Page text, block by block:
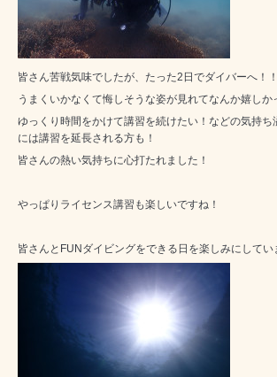
皆さん苦戦気味でしたが、たった2日でダイバーへ！！
うまくいかなくて悔しそうな姿が見れてなんか嬉しか
ゆっくり時間をかけて講習を続けたい！などの気持ち
には講習を延長される方も！
皆さんの熱い気持ちに心打たれました！
やっぱりライセンス講習も楽しいですね！
皆さんとFUNダイビングをできる日を楽しみにしてい